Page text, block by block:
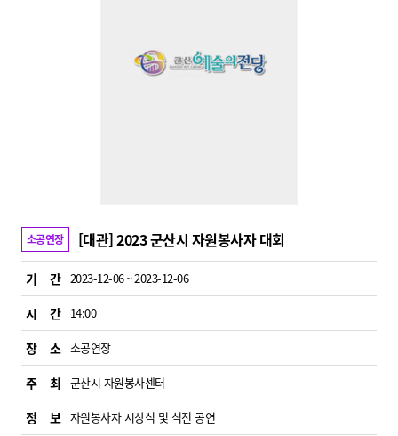
소공연장 [대관] 2023 군산시 자원봉사자 대회
기 간 2023-12-06 ~ 2023-12-06
시 간 14:00
장 소 소공연장
주 최 군산시 자원봉사센터
정 보 자원봉사자 시상식 및 식전 공연